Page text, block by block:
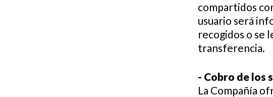
compartidos
usuario será
recogidos o se
transferencia.
- Cobro de los
La Compañía